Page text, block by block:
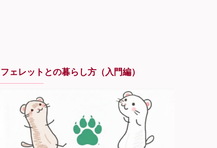
フェレットとの暮らし方（入門編）